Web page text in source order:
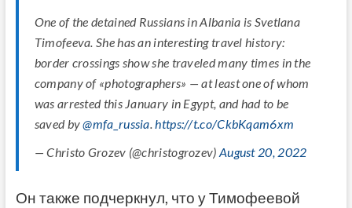
One of the detained Russians in Albania is Svetlana
Timofeeva. She has an interesting travel history:
border crossings show she traveled many times in the
company of «photographers» — at least one of whom
was arrested this January in Egypt, and had to be
saved by@mfa_russia https://t.co/CkbKqam6xm
— Christo Grozev (@christogrozev) August 20, 2022
Он также подчеркнул, что у Тимофеевой